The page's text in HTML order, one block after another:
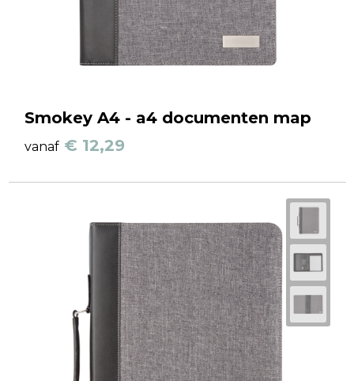
Smokey A4 - a4 documenten map
vanaf € 12,29